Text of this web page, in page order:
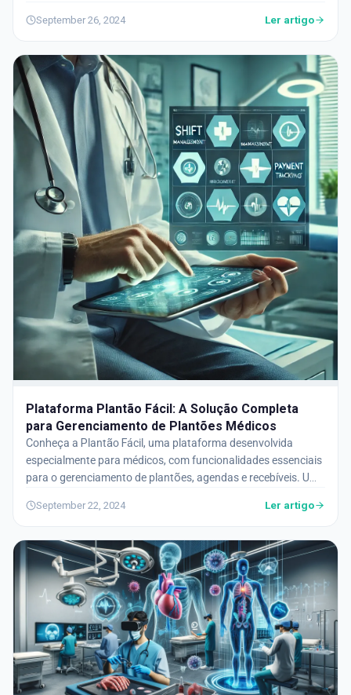
melhorar a experiência dos pacientes.
September 26, 2024 Ler artigo
Plataforma Plantão Fácil: A Solução Completa
para Gerenciamento de Plantões Médicos
Conheça a Plantão Fácil, uma plataforma desenvolvida
especialmente para médicos, com funcionalidades essenciais
para o gerenciamento de plantões, agendas e recebíveis. Uma
médica.
September 22, 2024 Ler artigo